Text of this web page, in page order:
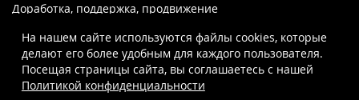
Доработка, поддержка, продвижение
8 (499) 923-22-78
На нашем сайте используются файлы cookies, которые
делают его более удобным для каждого пользователя.
Посещая страницы сайта, вы соглашаетесь c нашей
Политикой конфиденциальности